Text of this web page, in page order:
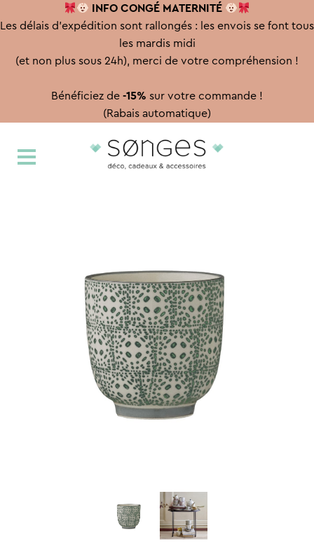
INFO CONGÉ MATERNITÉ
Les délais d'expédition sont rallongés : les envois se font tous
les mardis midi
(et non plus sous 24h), merci de votre compréhension !
Bénéficiez de -15% sur votre commande !
(Rabais automatique)
à
au